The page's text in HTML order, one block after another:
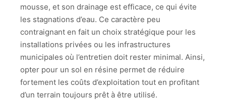
mousse, et son drainage est efficace, ce qui évite
les stagnations d’eau. Ce caractère peu
contraignant en fait un choix stratégique pour les
installations privées ou les infrastructures
municipales où l’entretien doit rester minimal. Ainsi,
opter pour un sol en résine permet de réduire
fortement les coûts d’exploitation tout en profitant
d’un terrain toujours prêt à être utilisé.